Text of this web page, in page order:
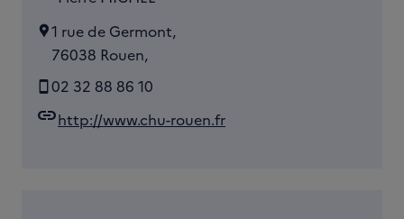
1 rue de Germont,
76038 Rouen,
02 32 88 86 10
linkhttp://www.chu-rouen.fr